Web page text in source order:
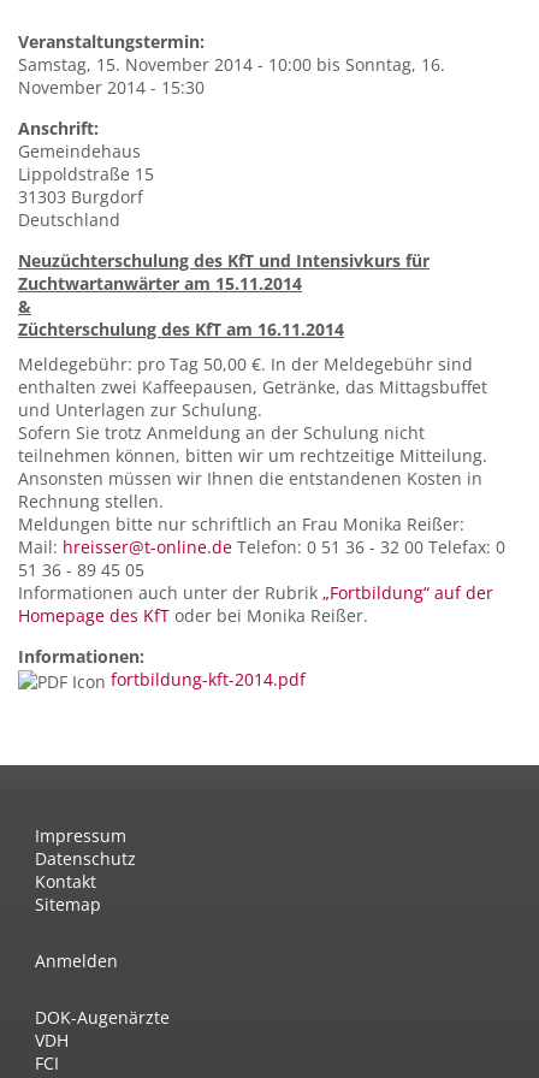
Veranstaltungstermin:
Samstag, 15. November 2014 - 10:00 bis Sonntag, 16.
November 2014 - 15:30
Anschrift:
Gemeindehaus
Lippoldstraße 15
31303 Burgdorf
Deutschland
Neuzüchterschulung des KfT und Intensivkurs für
Zuchtwartanwärter am 15.11.2014
&
Züchterschulung des KfT am 16.11.2014
Meldegebühr: pro Tag 50,00 €. In der Meldegebühr sind
enthalten zwei Kaffeepausen, Getränke, das Mittagsbuffet
und Unterlagen zur Schulung.
Sofern Sie trotz Anmeldung an der Schulung nicht
teilnehmen können, bitten wir um rechtzeitige Mitteilung.
Ansonsten müssen wir Ihnen die entstandenen Kosten in
Rechnung stellen.
Meldungen bitte nur schriftlich an Frau Monika Reißer:
Mail: hreisser@t-online.de Telefon: 0 51 36 - 32 00 Telefax: 0
51 36 - 89 45 05
Informationen auch unter der Rubrik „Fortbildung“ auf der
Homepage des KfT oder bei Monika Reißer.
Informationen:
fortbildung-kft-2014.pdf
Impressum
Datenschutz
Kontakt
Sitemap
Anmelden
DOK-Augenärzte
VDH
FCI